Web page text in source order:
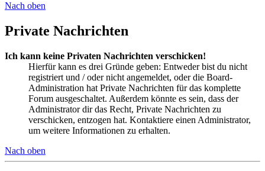
Nach oben
Private Nachrichten
Ich kann keine Privaten Nachrichten verschicken!
Hierfür kann es drei Gründe geben: Entweder bist du nicht
registriert und / oder nicht angemeldet, oder die Board-
Administration hat Private Nachrichten für das komplette
Forum ausgeschaltet. Außerdem könnte es sein, dass der
Administrator dir das Recht, Private Nachrichten zu
verschicken, entzogen hat. Kontaktiere einen Administrator,
um weitere Informationen zu erhalten.
Nach oben